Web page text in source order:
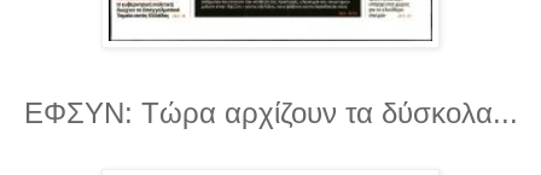
ΕΦΣΥΝ: Τώρα αρχίζουν τα δύσκολα...